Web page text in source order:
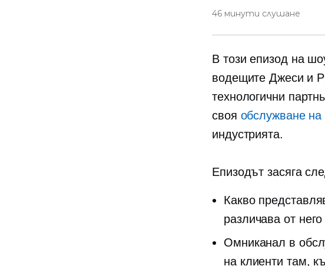
46 минути слушане
В този епизод на
водещите Джеси и
технологични
своя обслужване на
индустрията.
Епизодът засяга
Какво
различава от
Омниканал в
на клиенти там,